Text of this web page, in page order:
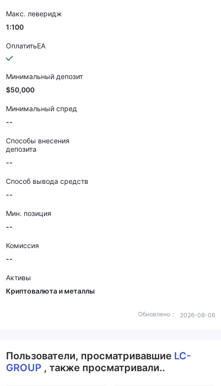
Макс. леверидж
1:100
ОплатитьEA
Минимальный депозит
$50,000
Минимальный спред
--
Способы внесения
депозита
--
Способ вывода средств
--
Мин. позиция
--
Комиссия
--
Активы
Криптовалюта и металлы
Обновлено： 2026-08-06
Пользователи, просматривавшие LC-
GROUP , также просматривали..